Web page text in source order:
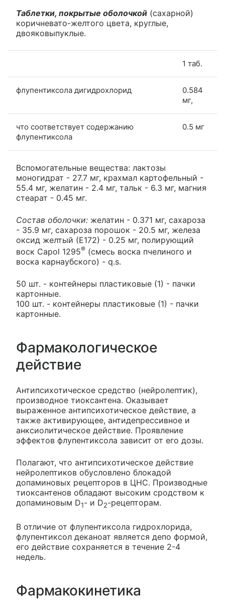
Таблетки, покрытые оболочкой (сахарной)
коричневато-желтого цвета, круглые,
двояковыпуклые.
1 таб.
флупентиксола дигидрохлорид
0.584
мг,
что соответствует содержанию
флупентиксола
0.5 мг
Вспомогательные вещества: лактозы
моногидрат - 27.7 мг, крахмал картофельный -
55.4 мг, желатин - 2.4 мг, тальк - 6.3 мг, магния
стеарат - 0.45 мг.
Состав оболочки: желатин - 0.371 мг, сахароза
- 35.9 мг, сахароза порошок - 20.5 мг, железа
оксид желтый (Е172) - 0.25 мг, полирующий
воск Capol 1295® (смесь воска пчелиного и
воска карнаубского) - q.s.
50 шт. - контейнеры пластиковые (1) - пачки
картонные.
100 шт. - контейнеры пластиковые (1) - пачки
картонные.
Фармакологическое
действие
Антипсихотическое средство (нейролептик),
производное тиоксантена. Оказывает
выраженное антипсихотическое действие, а
также активирующее, антидепрессивное и
анксиолитическое действие. Проявление
эффектов флупентиксола зависит от его дозы.
Полагают, что антипсихотическое действие
нейролептиков обусловлено блокадой
допаминовых рецепторов в ЦНС. Производные
тиоксантенов обладают высоким сродством к
допаминовым D1- и D2-рецепторам.
В отличие от флупентиксола гидрохлорида,
флупентиксол деканоат является депо формой,
его действие сохраняется в течение 2-4
недель.
Фармакокинетика